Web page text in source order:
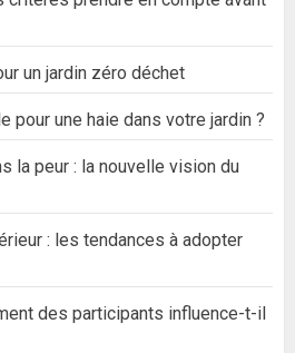
un jardin zéro déchet
pour une haie dans votre jardin ?
la peur : la nouvelle vision du
: les tendances à adopter
des participants influence-t-il